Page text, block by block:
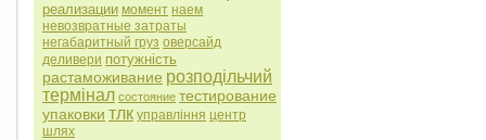
реализации момент наем
невозвратные затраты
негабаритный груз оверсайд
деливери потужність
растаможивание розподільчий
термінал состояние тестирование
упаковки тлк управління центр
шлях